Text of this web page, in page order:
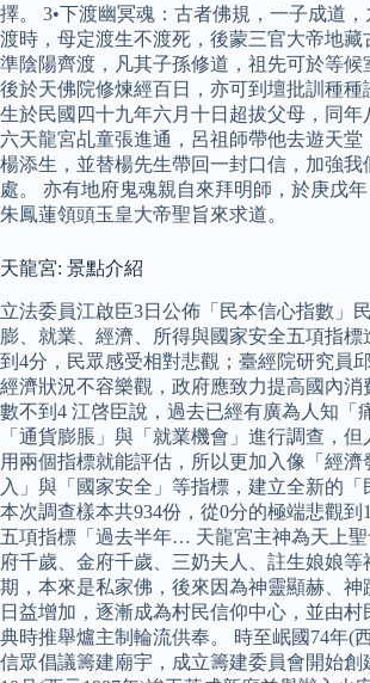
擇。 3•下渡幽冥魂：古者佛規，一子成道
渡時，母定渡生不渡死，後蒙三官大帝地藏
準陰陽齊渡，凡其子孫修道，祖先可於等候
後於天佛院修煉經百日，亦可到壇批訓種種
生於民國四十九年六月十日超拔父母，同年
六天龍宮乩童張進通，呂祖師帶他去遊天堂
楊添生，並替楊先生帶回一封口信，加強我
處。 亦有地府鬼魂親自來拜明師，於庚戊
朱鳳蓮領頭玉皇大帝聖旨來求道。
天龍宮: 景點介紹
立法委員江啟臣3日公佈「民本信心指數」
膨、就業、經濟、所得與國家安全五項指標
到4分，民眾感受相對悲觀；臺經院研究員
經濟狀況不容樂觀，政府應致力提高國內消
數不到4 江啓臣說，過去已經有廣為人知「
「通貨膨脹」與「就業機會」進行調查，
用兩個指標就能評估，所以更加入像「經濟
入」與「國家安全」等指標，建立全新的「
本次調查樣本共934份，從0分的極端悲觀到
五項指標「過去半年… 天龍宮主神為天上
府千歲、金府千歲、三奶夫人、註生娘娘
期，本來是私家佛，後來因為神靈顯赫、神
日益增加，逐漸成為村民信仰中心，並由
典時推舉爐主制輪流供奉。 時至岷國74年(
信眾倡議籌建廟宇，成立籌建委員會開始創